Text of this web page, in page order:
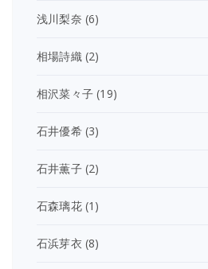
浅川梨奈 (6)
相場詩織(2)
相沢菜々子 (19)
石井優希(3)
石井薫子(2)
石森璃花(1)
石浜芽衣 (8)